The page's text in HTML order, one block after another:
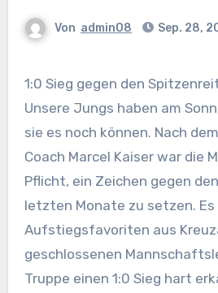
Von admin08 Sep. 28,
1:0 Sieg gegen den
Unsere Jungs haben am
sie es noch können. Nach
Coach Marcel Kaiser war die
Pflicht, ein Zeichen gegen
letzten Monate zu setzen. Es
Aufstiegsfavoriten aus
geschlossenen
Truppe einen 1:0 Sieg hart